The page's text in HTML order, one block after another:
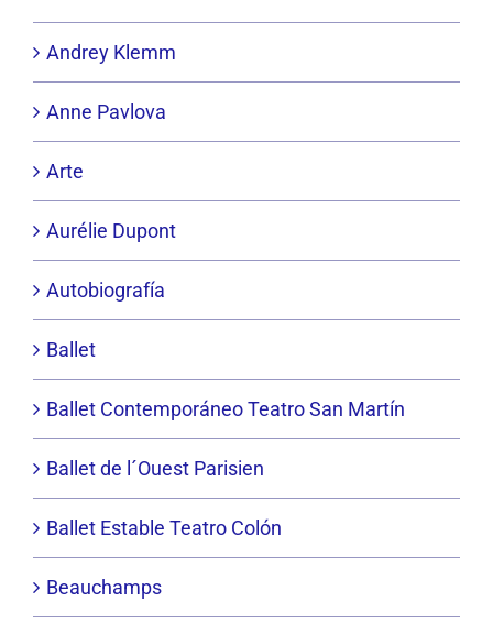
Andrey Klemm
Anne Pavlova
Arte
Aurélie Dupont
Autobiografía
Ballet
Ballet Contemporáneo Teatro San Martín
Ballet de l´Ouest Parisien
Ballet Estable Teatro Colón
Beauchamps